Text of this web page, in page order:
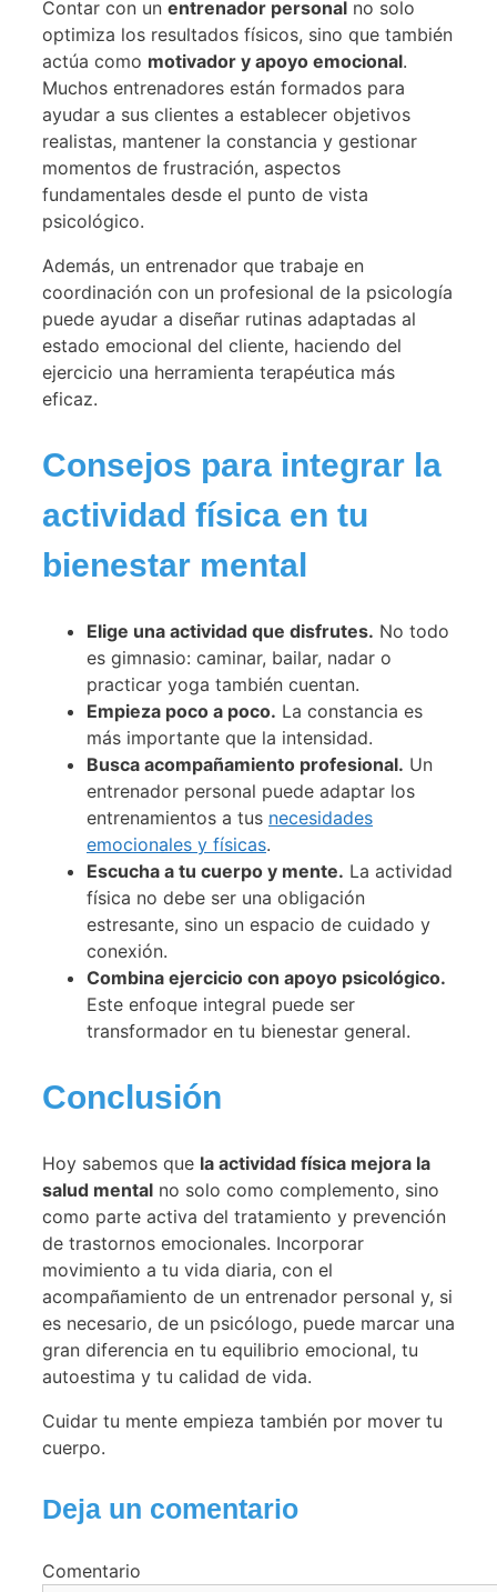
Contar con un entrenador personal no solo
optimiza los resultados físicos, sino que también
actúa como motivador y apoyo emocional.
Muchos entrenadores están formados para
ayudar a sus clientes a establecer objetivos
realistas, mantener la constancia y gestionar
momentos de frustración, aspectos
fundamentales desde el punto de vista
psicológico.
Además, un entrenador que trabaje en
coordinación con un profesional de la psicología
puede ayudar a diseñar rutinas adaptadas al
estado emocional del cliente, haciendo del
ejercicio una herramienta terapéutica más
eficaz.
Consejos para integrar la
actividad física en tu
bienestar mental
Elige una actividad que disfrutes. No todo
es gimnasio: caminar, bailar, nadar o
practicar yoga también cuentan.
Empieza poco a poco. La constancia es
más importante que la intensidad.
Busca acompañamiento profesional. Un
entrenador personal puede adaptar los
entrenamientos a tus necesidades
emocionales y físicas.
Escucha a tu cuerpo y mente. La actividad
física no debe ser una obligación
estresante, sino un espacio de cuidado y
conexión.
Combina ejercicio con apoyo psicológico.
Este enfoque integral puede ser
transformador en tu bienestar general.
Conclusión
Hoy sabemos que la actividad física mejora la
salud mental no solo como complemento, sino
como parte activa del tratamiento y prevención
de trastornos emocionales. Incorporar
movimiento a tu vida diaria, con el
acompañamiento de un entrenador personal y, si
es necesario, de un psicólogo, puede marcar una
gran diferencia en tu equilibrio emocional, tu
autoestima y tu calidad de vida.
Cuidar tu mente empieza también por mover tu
cuerpo.
Deja un comentario
Comentario